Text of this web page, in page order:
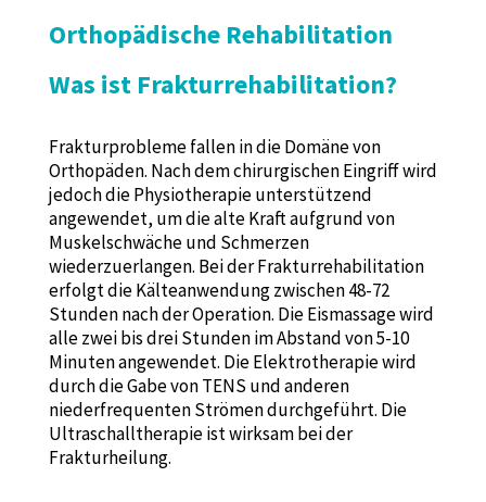
Orthopädische Rehabilitation
Was ist Frakturrehabilitation?
Frakturprobleme fallen in die Domäne von
Orthopäden. Nach dem chirurgischen Eingriff wird
jedoch die Physiotherapie unterstützend
angewendet, um die alte Kraft aufgrund von
Muskelschwäche und Schmerzen
wiederzuerlangen. Bei der Frakturrehabilitation
erfolgt die Kälteanwendung zwischen 48-72
Stunden nach der Operation. Die Eismassage wird
alle zwei bis drei Stunden im Abstand von 5-10
Minuten angewendet. Die Elektrotherapie wird
durch die Gabe von TENS und anderen
niederfrequenten Strömen durchgeführt. Die
Ultraschalltherapie ist wirksam bei der
Frakturheilung.